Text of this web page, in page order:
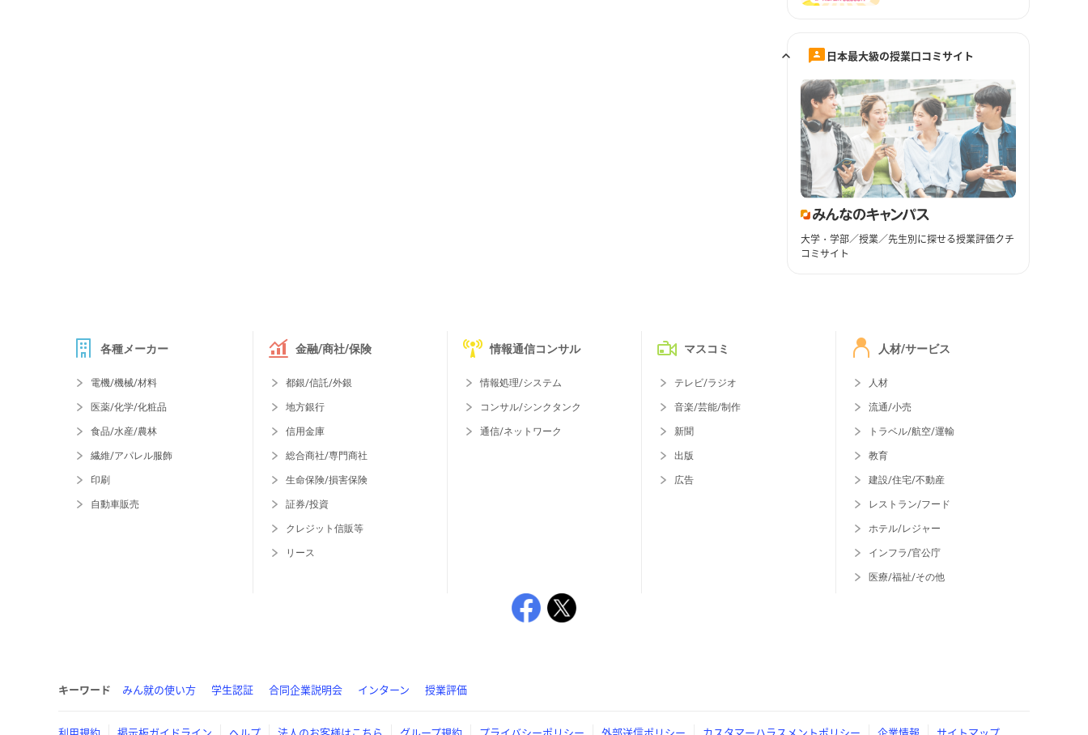
日本最大級の授業口コミサイト
大学・学部／授業／先生別に探せる授業評価クチ
コミサイト
各種メーカー
電機/機械/材料
医薬/化学/化粧品
食品/水産/農林
繊維/アパレル服飾
印刷
自動車販売
金融/商社/保険
都銀/信託/外銀
地方銀行
信用金庫
総合商社/専門商社
生命保険/損害保険
証券/投資
クレジット信販等
リース
情報通信コンサル
情報処理/システム
コンサル/シンクタンク
通信/ネットワーク
マスコミ
テレビ/ラジオ
音楽/芸能/制作
新聞
出版
広告
人材/サービス
人材
流通/小売
トラベル/航空/運輸
教育
建設/住宅/不動産
レストラン/フード
ホテル/レジャー
インフラ/官公庁
医療/福祉/その他
キーワード みん就の使い方 学生認証 合同企業説明会 インターン 授業評価